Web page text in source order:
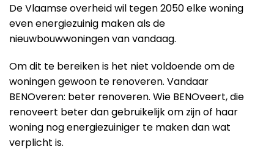
De Vlaamse overheid wil tegen 2050 elke woning
even energiezuinig maken als de
nieuwbouwwoningen van vandaag.
Om dit te bereiken is het niet voldoende om de
woningen gewoon te renoveren. Vandaar
BENOveren: beter renoveren. Wie BENOveert, die
renoveert beter dan gebruikelijk om zijn of haar
woning nog energiezuiniger te maken dan wat
verplicht is.